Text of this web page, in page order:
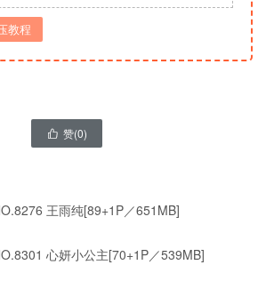
教程
 赞(0)
王雨纯[89+1P／651MB]
心妍小公主[70+1P／539MB]